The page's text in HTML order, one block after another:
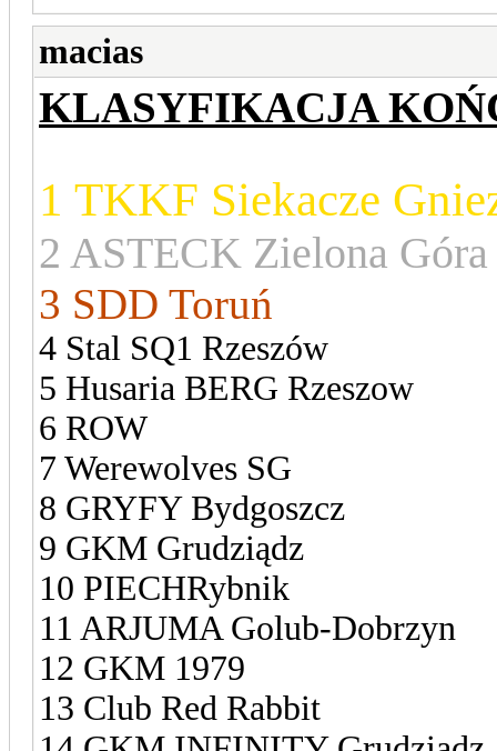
macias
KLASYFIKACJA
1 TKKF Siekacze
2 ASTECK Zielona Góra
3 SDD Toruń
4 Stal SQ1 Rzeszów
5 Husaria BERG Rzeszow
6 ROW
7 Werewolves SG
8 GRYFY Bydgoszcz
9 GKM Grudziądz
10 PIECHRybnik
11 ARJUMA Golub-Dobrzyn
12 GKM 1979
13 Club Red Rabbit